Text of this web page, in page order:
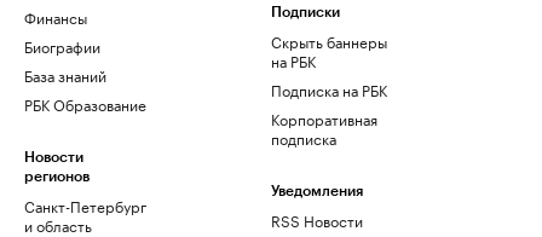
Финансы
Биографии
База знаний
РБК Образование
Новости
регионов
Санкт-Петербург
и область
Подписки
Скрыть баннеры
на РБК
Подписка на РБК
Корпоративная
подписка
Уведомления
RSS Новости